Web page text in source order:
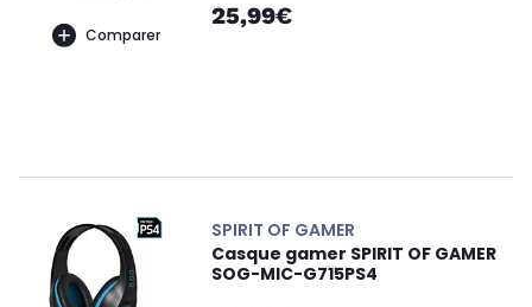
Comparer
25,99€
SPIRIT OF GAMER
Casque gamer SPIRIT OF GAMER
SOG-MIC-G715PS4